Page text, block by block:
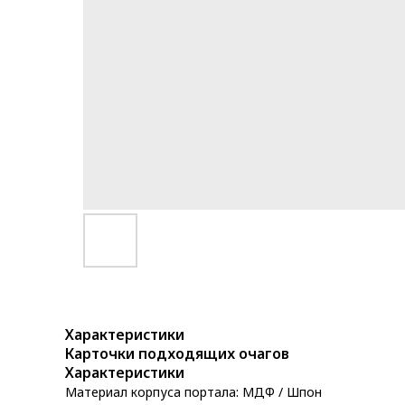
Характеристики
Карточки подходящих очагов
Характеристики
Материал корпуса портала: МДФ / Шпон